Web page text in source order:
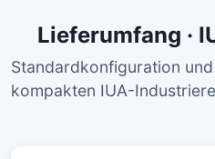
Lieferumfang ·
Standardkonfiguration
kompakten IUA-